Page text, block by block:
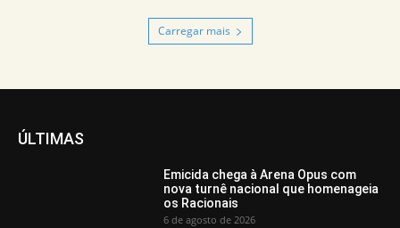
Carregar mais
ÚLTIMAS
Emicida chega à Arena Opus com
nova turnê nacional que homenageia
os Racionais
6 de agosto de 2026